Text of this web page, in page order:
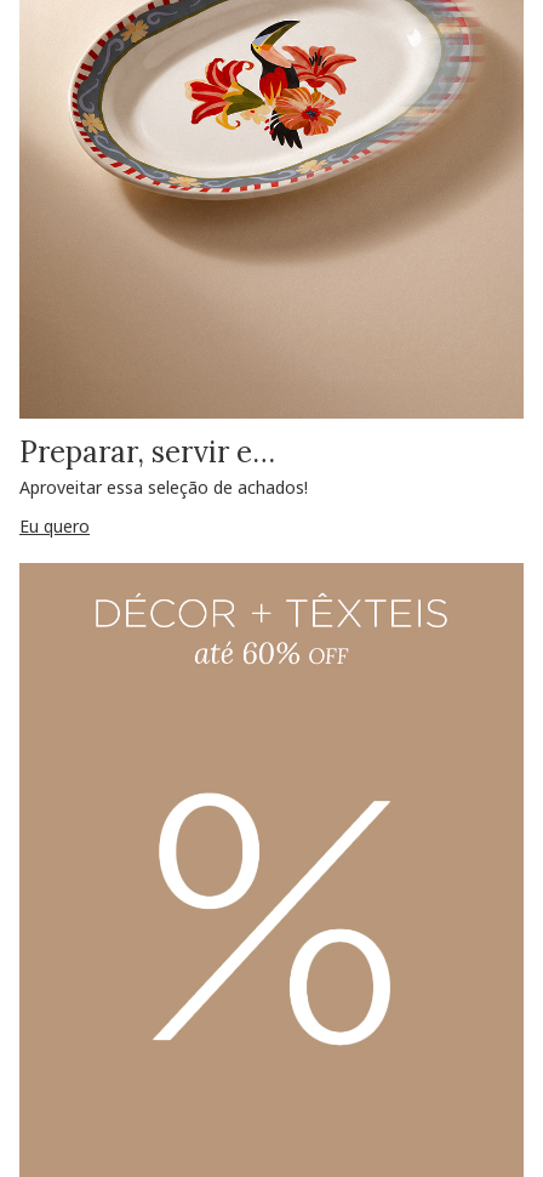
Preparar, servir e…
Aproveitar essa seleção de achados!
Eu quero